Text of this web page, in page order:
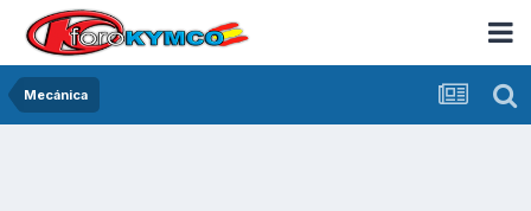
Mecánica